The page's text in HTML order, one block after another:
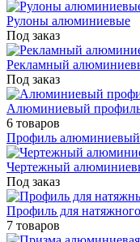
Рулоны алюминиевые
Под заказ
Рекламный
Под заказ
Алюминиевый
6 товаров
Профиль алюминиевый
Чертежный
Под заказ
Профиль для
7 товаров